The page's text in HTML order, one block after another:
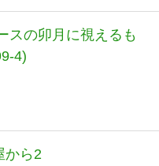
スの卯月に視えるも
4)
から2